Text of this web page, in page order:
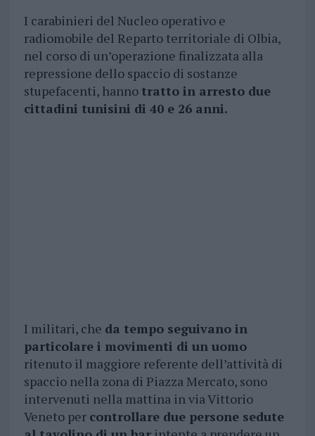
I carabinieri del Nucleo operativo e
radiomobile del Reparto territoriale di Olbia,
nel corso di un’operazione finalizzata alla
repressione dello spaccio di sostanze
stupefacenti, hanno tratto in arresto due
cittadini tunisini di 40 e 26 anni.
I militari, che da tempo seguivano in
particolare i movimenti di un uomo
ritenuto il maggiore referente dell’attività di
spaccio nella zona di Piazza Mercato, sono
intervenuti nella mattina in via Vittorio
Veneto per controllare due persone sedute